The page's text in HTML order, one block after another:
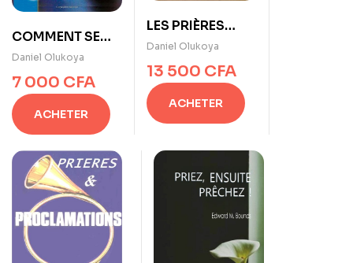
COMMENT SE
DÉLIVRER SOI-
MÊME De Dr. D. K.
Olukoya
Daniel Olukoya
7 000 CFA
ACHETER
LES PRIÈRES
POUR
ACCOMPLIR LES
RÊVES DE VOTRE
DESTINÉE
Daniel Olukoya
13 500 CFA
ACHETER